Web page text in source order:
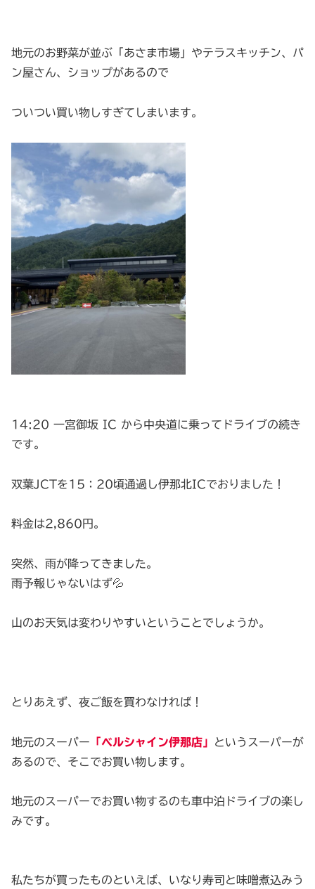
地元のお野菜が並ぶ「あさま市場」やテラスキッチン、パ
ン屋さん、ショップがあるので
ついつい買い物しすぎてしまいます。
14:20 一宮御坂 IC から中央道に乗ってドライブの続き
です。
双葉JCTを15：20頃通過し伊那北ICでおりました！
料金は2,860円。
突然、雨が降ってきました。
雨予報じゃないはず💦
山のお天気は変わりやすいということでしょうか。
とりあえず、夜ご飯を買わなければ！
地元のスーパー 「ベルシャイン伊那店」
というスーパーが
あるので、そこでお買い物します。
地元のスーパーでお買い物するのも車中泊ドライブの楽し
みです。
私たちが買ったものといえば、いなり寿司と味噌煮込みう